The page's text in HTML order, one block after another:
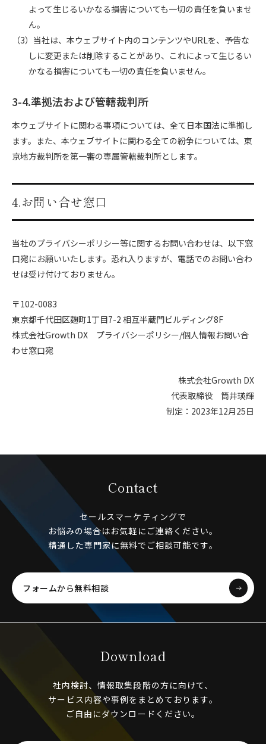
よって生じるいかなる損害についても一切の責任を負いませ
ん。
（3）当社は、本ウェブサイト内のコンテンツやURLを、予告な
しに変更または削除することがあり、これによって生じるい
かなる損害についても一切の責任を負いません。
3-4.準拠法および管轄裁判所
本ウェブサイトに関わる事項については、全て日本国法に準拠し
ます。また、本ウェブサイトに関わる全ての紛争については、東
京地方裁判所を第一審の専属管轄裁判所とします。
4.お問い合せ窓口
当社のプライバシーポリシー等に関するお問い合わせは、以下窓
口宛にお願いいたします。恐れ入りますが、電話でのお問い合わ
せは受け付けておりません。
〒102-0083
東京都千代田区麹町1丁目7-2 相互半蔵門ビルディング8F
株式会社Growth DX プライバシーポリシー/個人情報お問い合
わせ窓口宛
株式会社Growth DX
代表取締役 筒井瑛輝
制定：2023年12月25日
Contact
セールスマーケティングで
お悩みの場合はお気軽にご連絡ください。
精通した専門家に無料でご相談可能です。
フォームから無料相談
Download
社内検討、情報取集段階の方に向けて、
サービス内容や事例をまとめております。
ご自由にダウンロードください。